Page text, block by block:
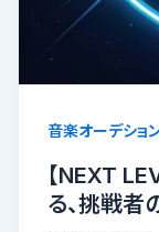
音楽オーデショ
【NEXT
る、挑戦者